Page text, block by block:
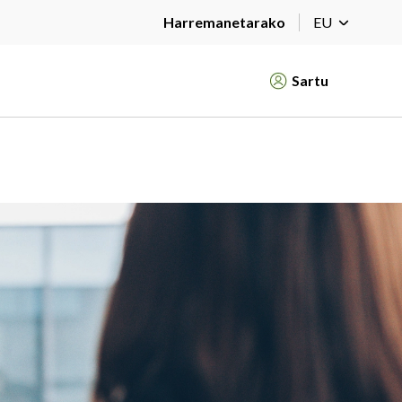
Harremanetarako EU
Sartu